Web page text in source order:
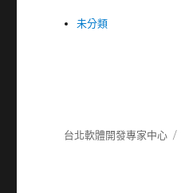
未分類
台北軟體開發專家中心